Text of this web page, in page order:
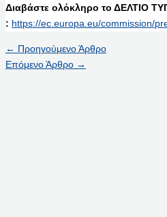
Διαβάστε ολόκληρο το ΔΕΛΤΙΟ
: https://ec.europa.eu/commission/
← Προηγούμενο Άρθρο
Επόμενο Άρθρο →